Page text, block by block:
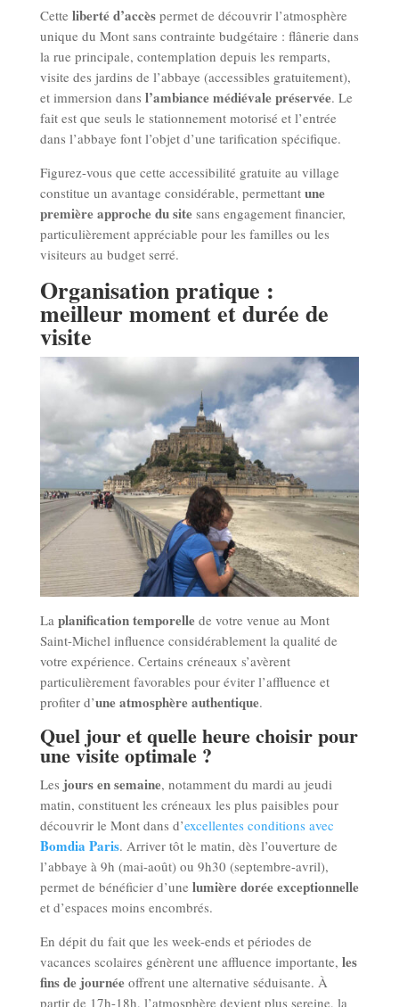
Cette liberté d’accèspermet de découvrir l’atmosphère
unique du Mont sans contrainte budgétaire : flânerie dans
la rue principale, contemplation depuis les remparts,
visite des jardins de l’abbaye (accessibles gratuitement),
et immersion dans l’ambiance médiévale préservée. Le
fait est que seuls le stationnement motorisé et l’entrée
dans l’abbaye font l’objet d’une tarification spécifique.
Figurez-vous que cette accessibilité gratuite au village
constitue un avantage considérable, permettant une
première approche du site sans engagement financier,
particulièrement appréciable pour les familles ou les
visiteurs au budget serré.
Organisation pratique :
meilleur moment et durée de
visite
La planification temporelle de votre venue au Mont
Saint-Michel influence considérablement la qualité de
votre expérience. Certains créneaux s’avèrent
particulièrement favorables pour éviter l’affluence et
profiter d’une atmosphère authentique.
Quel jour et quelle heure choisir pour
une visite optimale ?
Les jours en semaine, notamment du mardi au jeudi
matin, constituent les créneaux les plus paisibles pour
découvrir le Mont dans d’excellentes conditions avec
Bomdia Paris. Arriver tôt le matin, dès l’ouverture de
l’abbaye à 9h (mai-août) ou 9h30 (septembre-avril),
permet de bénéficier d’une lumière dorée exceptionnelle
et d’espaces moins encombrés.
En dépit du fait que les week-ends et périodes de
vacances scolaires génèrent une affluence importante, les
fins de journée offrent une alternative séduisante. À
partir de 17h-18h, l’atmosphère devient plus sereine, la